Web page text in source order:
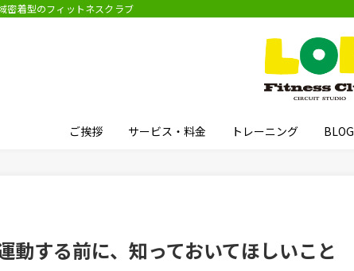
密着型のフィットネスクラブ
ご挨拶 サービス・料金 トレーニング BLOG
動する前に、知っておいてほしいこと